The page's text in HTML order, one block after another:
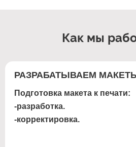
Как мы
РАЗРАБАТЫВАЕМ
Подготовка макета к печати:
-разработка.
-корректировка.